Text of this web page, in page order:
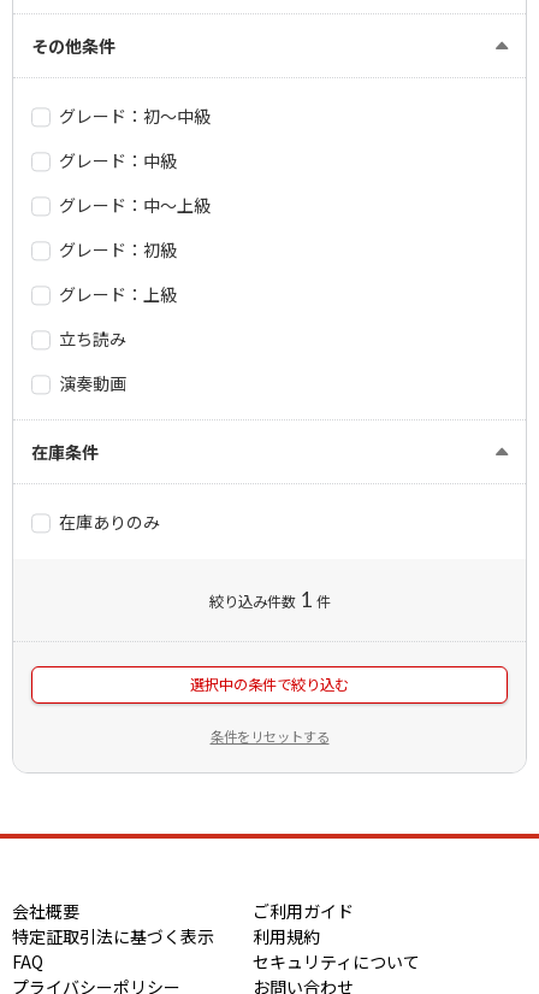
その他条件
グレード：初～中級
グレード：中級
グレード：中～上級
グレード：初級
グレード：上級
立ち読み
演奏動画
在庫条件
在庫ありのみ
絞り込み件数 1 件
選択中の条件で絞り込む
条件をリセットする
会社概要
ご利用ガイド
特定証取引法に基づく表示
利用規約
FAQ
セキュリティについて
プライバシーポリシー
お問い合わせ